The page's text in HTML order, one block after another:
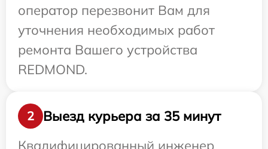
оператор перезвонит Вам для
уточнения необходимых работ
ремонта Вашего устройства
REDMOND.
2
Выезд курьера за 35 минут
Квалифицированный инженер